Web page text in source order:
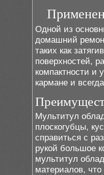
Одной из
домашний
таких как
поверхностей,
компактности и
кармане и
Мультитул
плоскогубцы,
справиться с
рукой большое
мультитул
материалов,